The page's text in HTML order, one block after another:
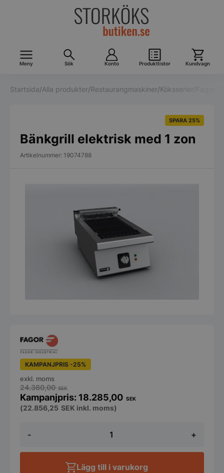
Meny Sök Konto Produktlistor Kundvagn
Startsida/Alla produkter/Restaurangmaskiner/Köksserier
SPARA 25%
Bänkgrill elektrisk med 1 zon
Artikelnummer: 19074788
-
elektrisk
1
+
KAMPANJPRIS -25%
24.380,00SEK
18.285,00 SEK
exkl. moms
(22.856,25 SEK inkl. moms)
Lägg till i varukorg